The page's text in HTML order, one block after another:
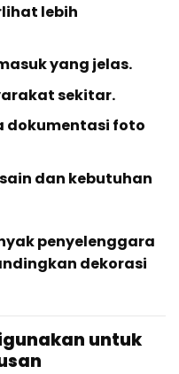
lebih
yang jelas.
sekitar.
dokumentasi foto
dan kebutuhan
penyelenggara
dekorasi
untuk